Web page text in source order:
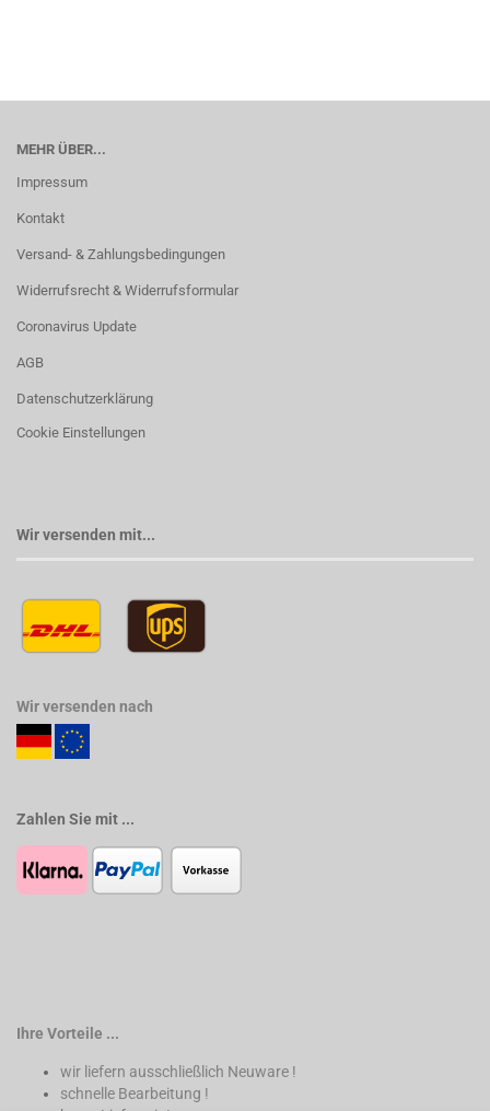
MEHR ÜBER...
Impressum
Kontakt
Versand- & Zahlungsbedingungen
Widerrufsrecht & Widerrufsformular
Coronavirus Update
AGB
Datenschutzerklärung
Cookie Einstellungen
Wir versenden mit...
Wir versenden nach
Zahlen Sie mit ...
Ihre Vorteile ...
wir liefern ausschließlich Neuware !
schnelle Bearbeitung !